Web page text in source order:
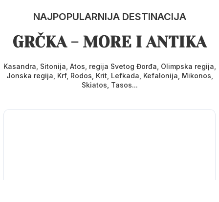
NAJPOPULARNIJA DESTINACIJA
GRČKA - MORE I ANTIKA
Kasandra, Sitonija, Atos, regija Svetog Đorđa, Olimpska regija,
Jonska regija, Krf, Rodos, Krit, Lefkada, Kefalonija, Mikonos,
Skiatos, Tasos...